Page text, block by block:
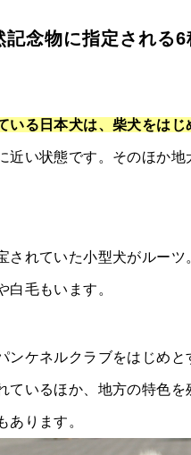
記念物に指定される6
いる日本犬は、柴犬をは
近い状態です。そのほか
されていた小型犬がルー
白毛もいます。
ンケネルクラブをはじめ
ているほか、地方の特色
あります。